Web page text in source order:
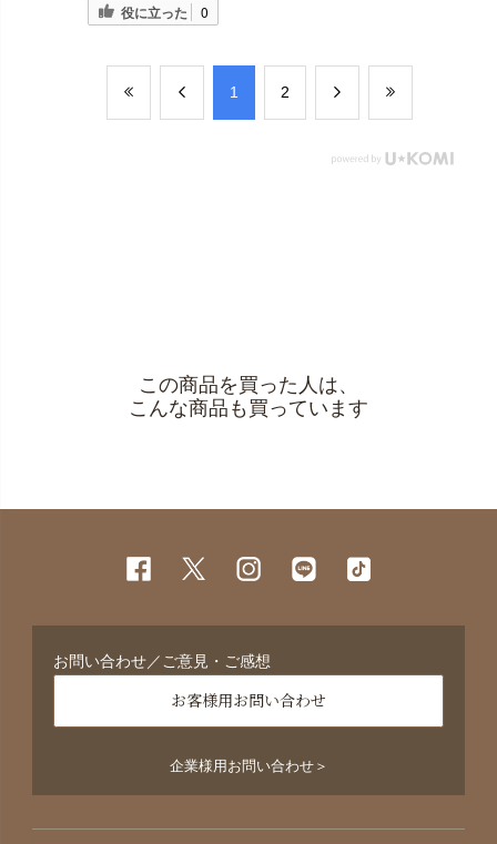
役に立った 0
​1 ​2
この商品を買った人は、
こんな商品も買っています
お問い合わせ／ご意見・ご感想
お客様用お問い合わせ
企業様用お問い合わせ＞